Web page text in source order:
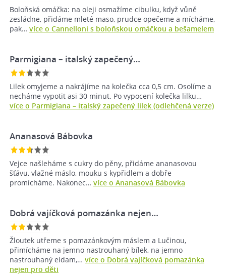
Boloňská omáčka: na oleji osmažíme cibulku, když vůně
zesládne, přidáme mleté maso, prudce opečeme a mícháme,
pak… více o Cannelloni s boloňskou omáčkou a bešamelem
Parmigiana – italský zapečený…
Lilek omyjeme a nakrájíme na kolečka cca 0,5 cm. Osolíme a
necháme vypotit asi 30 minut. Po vypocení kolečka lilku…
více o Parmigiana – italský zapečený lilek (odlehčená verze)
Ananasová Bábovka
Vejce našleháme s cukry do pěny, přidáme ananasovou
šťávu, vlažné máslo, mouku s kypřidlem a dobře
promícháme. Nakonec… více o Ananasová Bábovka
Dobrá vajíčková pomazánka nejen…
Žloutek utřeme s pomazánkovým máslem a Lučinou,
přimícháme na jemno nastrouhaný bílek, na jemno
nastrouhaný eidam,… více o Dobrá vajíčková pomazánka
nejen pro děti